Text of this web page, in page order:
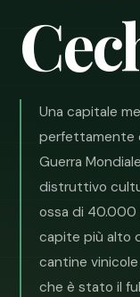
Una capitale
perfettamente
Guerra
distruttivo
ossa di 40.000
capite più alto
cantine vinicole
che è stato il